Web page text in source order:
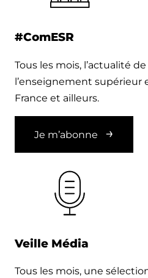
#ComESR
Tous les mois, l’actualité
l’enseignement supérieur
France et ailleurs.
Je m’abonne
Veille Média
Tous les mois, une